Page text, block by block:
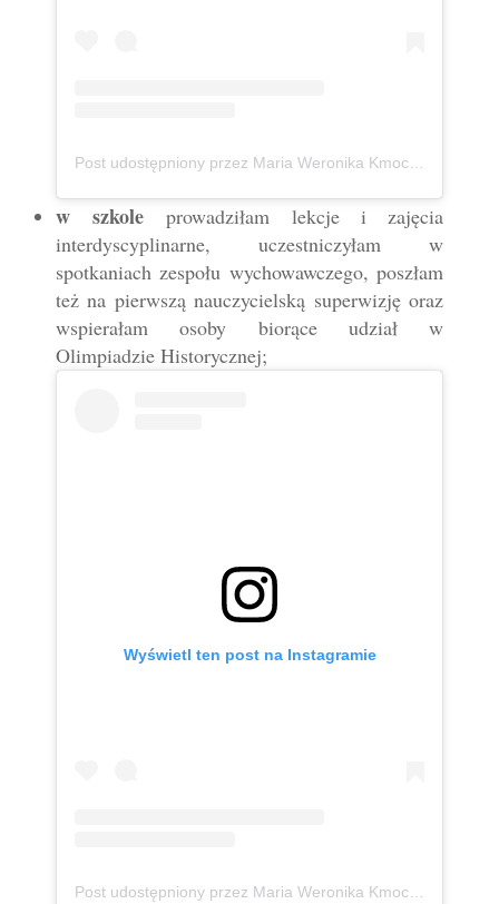
Post udostępniony przez Maria Weronika Kmoch 🦄 Kurpianka w wielkim świecie (@mwkmoch)
w szkoleprowadziłam lekcje i zajęcia
interdyscyplinarne, uczestniczyłam w
spotkaniach zespołu wychowawczego, poszłam
też na pierwszą nauczycielską superwizję oraz
wspierałam osoby biorące udział w
Olimpiadzie Historycznej;
Wyświetl ten post na Instagramie
Post udostępniony przez Maria Weronika Kmoch 🦄 Kurpianka w wielkim świecie (@mwkmoch)